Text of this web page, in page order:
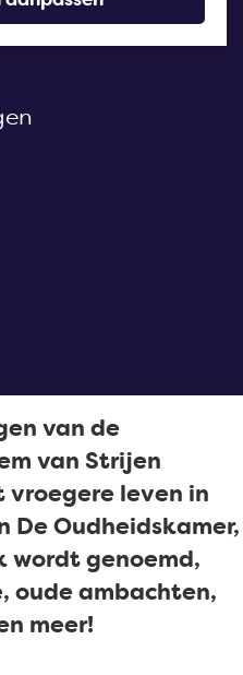
van de
van Strijen
leven in
De Oudheidskamer,
wordt genoemd,
oude ambachten,
meer!